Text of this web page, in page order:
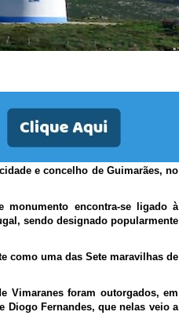
e concelho de Guimarães, no
monumento encontra-se ligado à
sendo designado popularmente
como uma das Sete maravilhas de
Vimaranes foram outorgados, em
Diogo Fernandes, que nelas veio a